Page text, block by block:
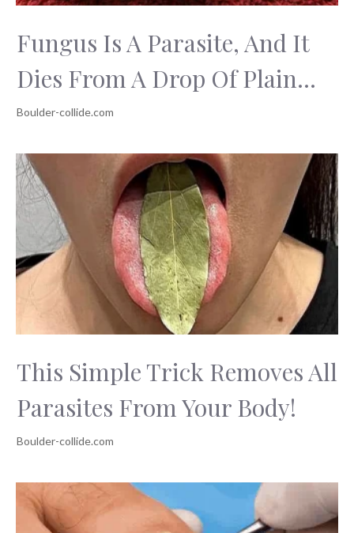
Fungus Is A Parasite, And It
Dies From A Drop Of Plain...
This Simple Trick Removes All
Parasites From Your Body!